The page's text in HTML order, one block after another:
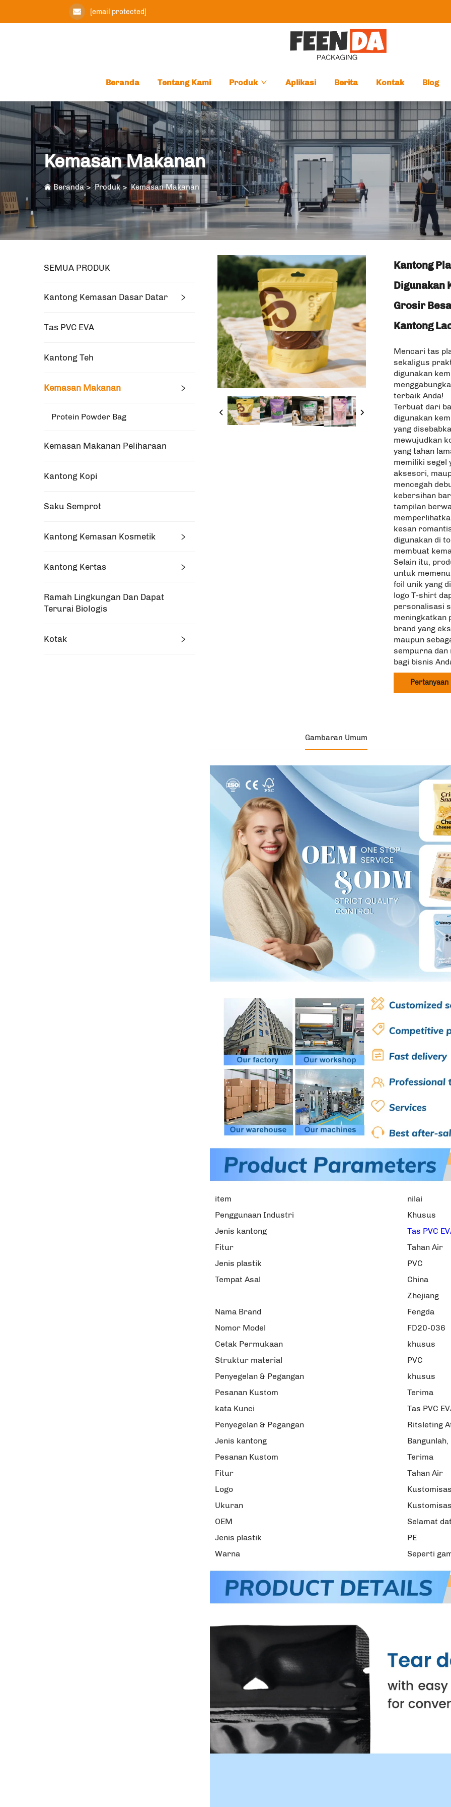
[email protected]
Beranda Tentang Kami Produk Aplikasi Berita Kontak Blog
Kemasan Makanan
Beranda>Produk>Kemasan Makanan
SEMUA PRODUK
Kantong Kemasan Dasar Datar
Tas PVC EVA
Kantong Teh
Kemasan Makanan
Protein Powder Bag
Kemasan Makanan Peliharaan
Kantong Kopi
Saku Semprot
Kantong Kemasan Kosmetik
Kantong Kertas
Ramah Lingkungan Dan Dapat
Terurai Biologis
Kotak
Kantong
Digunakan
Grosir
Kantong
Mencari tas
sekaligus
digunakan
terbaik Anda!
Terbuat dari
digunakan
yang
mewujudkan
yang tahan
memiliki segel
aksesori,
mencegah
kebersihan
tampilan
kesan
digunakan di
membuat
Selain itu,
untuk
foil unik yang
logo T-shirt
personalisasi
meningkatkan
brand yang
maupun
sempurna dan
bagi bisnis
Pertanyaan
Gambaran Umum
item
nilai
Penggunaan Industri
Khusus
Jenis kantong
Tas PVC
Fitur
Tahan Air
Jenis plastik
PVC
Tempat Asal
China
Zhejiang
Nama Brand
Fengda
Nomor Model
FD20-036
Cetak Permukaan
khusus
Struktur material
PVC
Penyegelan & Pegangan
khusus
Pesanan Kustom
Terima
kata Kunci
Tas PVC
Penyegelan & Pegangan
Ritsleting
Jenis kantong
Bangunlah,
Pesanan Kustom
Terima
Fitur
Tahan Air
Logo
Ukuran
OEM
Selamat
Jenis plastik
PE
Warna
Seperti